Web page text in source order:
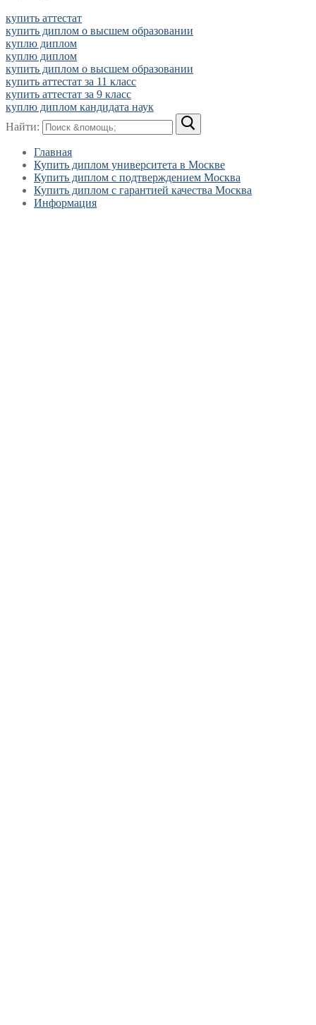
купить аттестат
купить диплом о высшем образовании
куплю диплом
куплю диплом
купить диплом о высшем образовании
купить аттестат за 11 класс
купить аттестат за 9 класс
куплю диплом кандидата наук
Найти:
Главная
Купить диплом университета в Москве
Купить диплом с подтверждением Москва
Купить диплом с гарантией качества Москва
Информация